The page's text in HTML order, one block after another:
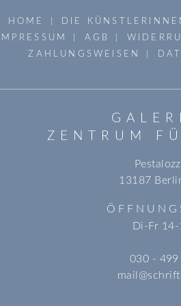
HOME DIE
IMPRESSUM
AGB
ZAHLUNGSWEISEN
ZENTRUM
13187
Di-Fr
030 - 499